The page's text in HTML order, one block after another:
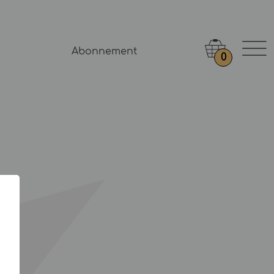
Abonnement
0